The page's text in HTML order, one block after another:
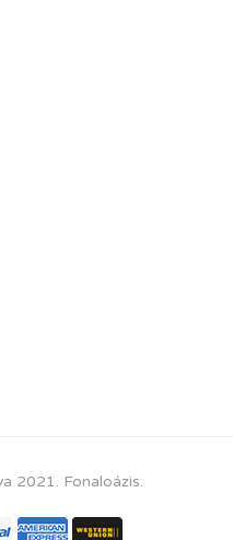
2021. Fonaloázis.